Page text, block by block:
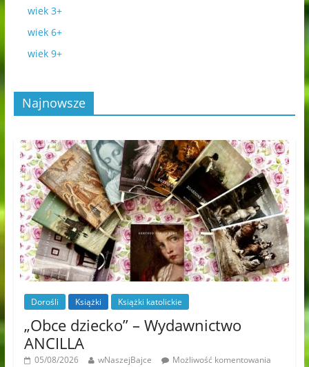
wiek 3+
wiek 6+
wiek 9+
Najnowsze
Dorośli Książki Książki katolickie
„Obce dziecko” – Wydawnictwo
ANCILLA
05/08/2026 wNaszejBajce
Możliwość komentowania